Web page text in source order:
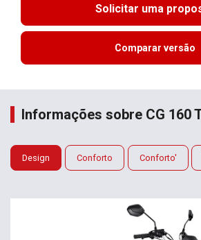
Solicitar uma
Comparar versão
Informações sobre CG 160
Design Conforto Conforto'